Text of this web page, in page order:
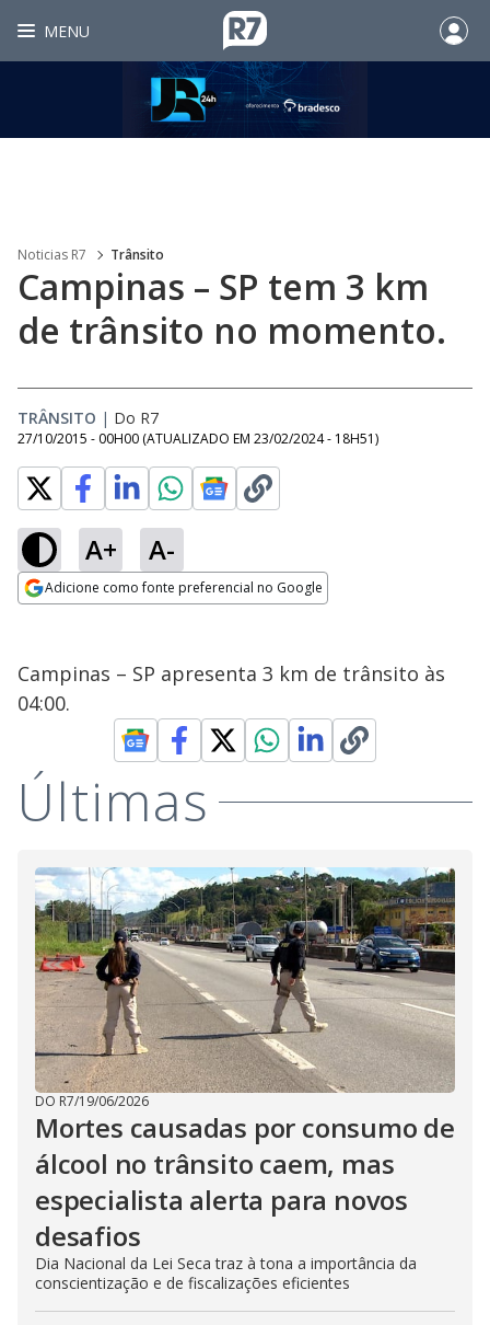
MENU
Noticias R7 Trânsito
Campinas – SP tem 3 km
de trânsito no momento.
TRÂNSITO | Do R7
27/10/2015 - 00H00 (ATUALIZADO EM 23/02/2024 - 18H51)
A+ A-
Adicione como fonte preferencial no Google
Campinas – SP apresenta 3 km de trânsito às
04:00.
Últimas
DO R7/19/06/2026
Mortes causadas por consumo de
álcool no trânsito caem, mas
especialista alerta para novos
desafios
Dia Nacional da Lei Seca traz à tona a importância da
conscientização e de fiscalizações eficientes